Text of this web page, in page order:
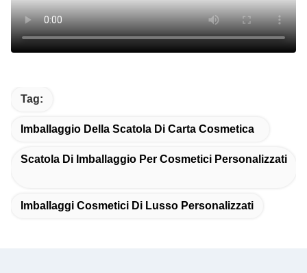
Tag:
Imballaggio Della Scatola Di Carta Cosmetica
Scatola Di Imballaggio Per Cosmetici Personalizzati
Imballaggi Cosmetici Di Lusso Personalizzati